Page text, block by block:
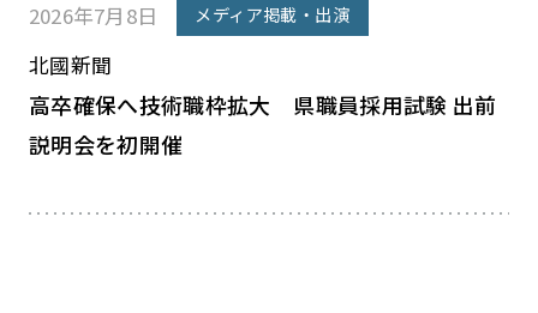
2026年7月8日 メディア掲載・出演
北國新聞
高卒確保へ技術職枠拡大 県職員採用試験 出前
説明会を初開催